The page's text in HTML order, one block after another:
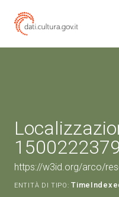
1500222379
https://w3id.org/arco/
ENTITÀ DI TIPO: